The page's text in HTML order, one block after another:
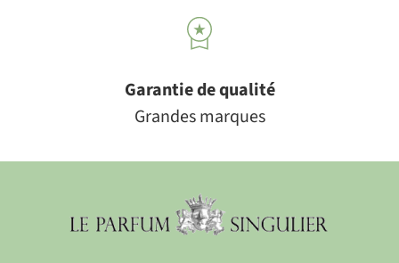
Garantie de qualité
Grandes marques